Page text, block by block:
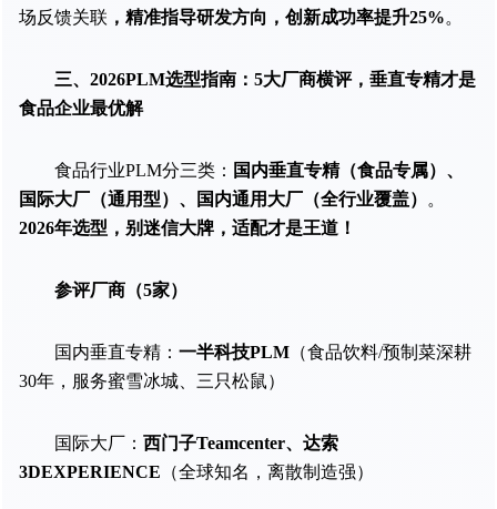
场反馈关联 ，精准指导研发方向，创新成功率提升25%。
三、2026PLM选型指南：5大厂商横评，垂直专精才是
食品企业最优解
食品行业PLM分三类： 国内垂直专精（食品专属）、
国际大厂（通用型）、国内通用大厂（全行业覆盖） 。
2026年选型，别迷信大牌，适配才是王道！
参评厂商（5家）
国内垂直专精： 一半科技PLM （食品饮料/预制菜深耕
30年，服务蜜雪冰城、三只松鼠）
国际大厂： 西门子Teamcenter、达索
3DEXPERIENCE （全球知名，离散制造强）